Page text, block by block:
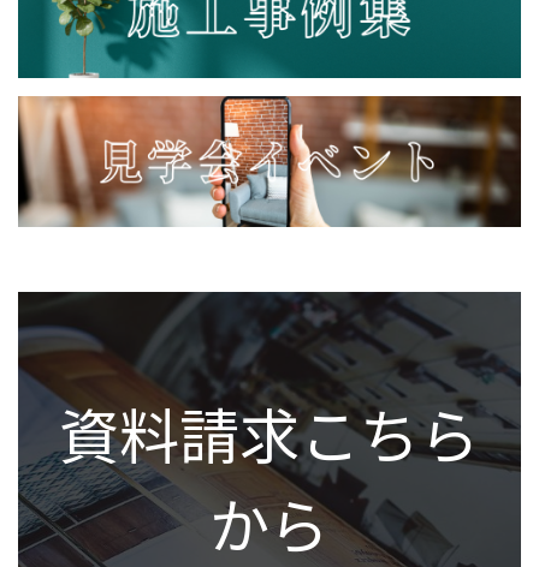
資料請求こちら
から